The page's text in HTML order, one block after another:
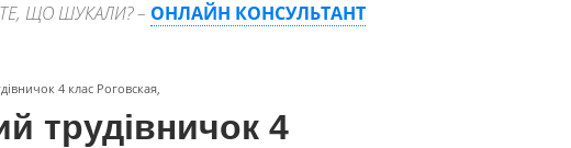
ЩО ШУКАЛИ? – ОНЛАЙН КОНСУЛЬТАНТ
4 клас Роговская,
трудівничок 4